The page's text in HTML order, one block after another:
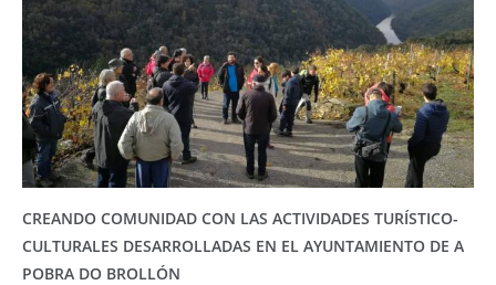
CREANDO COMUNIDAD CON LAS ACTIVIDADES TURÍSTICO-
CULTURALES DESARROLLADAS EN EL AYUNTAMIENTO DE A
POBRA DO BROLLÓN